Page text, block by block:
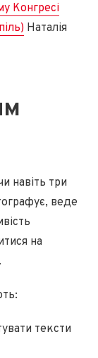
Конгресі
Наталія
навіть три
веде
на
тексти